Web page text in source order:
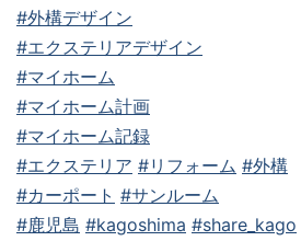
#外構デザイン
#エクステリアデザイン
#マイホーム
#マイホーム計画
#マイホーム記録
#エクステリア #リフォーム #外構
#カーポート #サンルーム
#鹿児島 #kagoshima #share_kago